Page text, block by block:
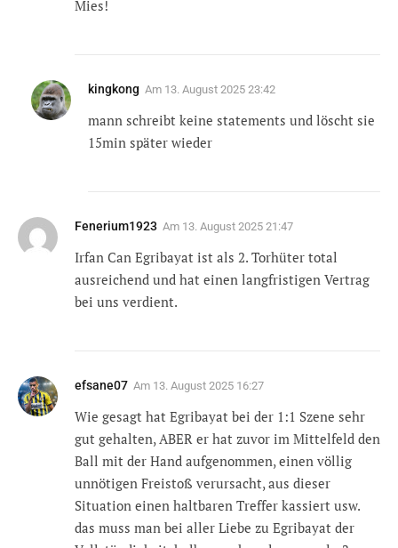
Mies!
kingkong Am 13. August 2025 23:42
mann schreibt keine statements und löscht sie
15min später wieder
Fenerium1923 Am 13. August 2025 21:47
Irfan Can Egribayat ist als 2. Torhüter total
ausreichend und hat einen langfristigen Vertrag
bei uns verdient.
efsane07 Am 13. August 2025 16:27
Wie gesagt hat Egribayat bei der 1:1 Szene sehr
gut gehalten, ABER er hat zuvor im Mittelfeld den
Ball mit der Hand aufgenommen, einen völlig
unnötigen Freistoß verursacht, aus dieser
Situation einen haltbaren Treffer kassiert usw.
das muss man bei aller Liebe zu Egribayat der